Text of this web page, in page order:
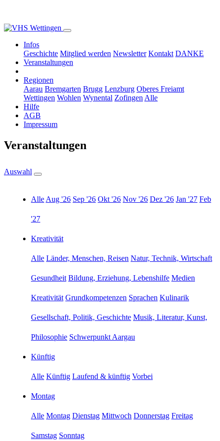
Infos
Geschichte Mitglied werden Newsletter Kontakt DANKE
Veranstaltungen
Regionen
Aarau Bremgarten Brugg Lenzburg Oberes Freiamt
Wettingen Wohlen Wynental Zofingen Alle
Hilfe
AGB
Impressum
Veranstaltungen
Auswahl
Alle Aug '26 Sep '26 Okt '26 Nov '26 Dez '26 Jan '27 Feb
'27
Kreativität
Alle Länder, Menschen, Reisen Natur, Technik, Wirtschaft
Gesundheit Bildung, Erziehung, Lebenshilfe Medien
Kreativität Grundkompetenzen Sprachen Kulinarik
Gesellschaft, Politik, Geschichte Musik, Literatur, Kunst,
Philosophie Schwerpunkt Aargau
Künftig
Alle Künftig Laufend & künftig Vorbei
Montag
Alle Montag Dienstag Mittwoch Donnerstag Freitag
Samstag Sonntag